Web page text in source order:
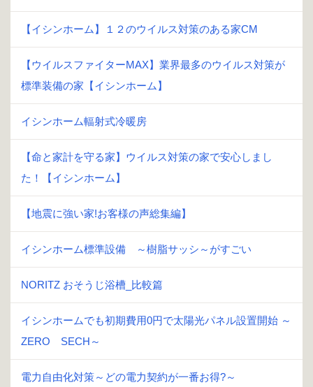
【イシンホーム】１２のウイルス対策のある家CM
【ウイルスファイターMAX】業界最多のウイルス対策が
標準装備の家【イシンホーム】
イシンホーム輻射式冷暖房
【命と家計を守る家】ウイルス対策の家で安心しまし
た！【イシンホーム】
【地震に強い家!お客様の声総集編】
イシンホーム標準設備 ～樹脂サッシ～がすごい
NORITZ おそうじ浴槽_比較篇
イシンホームでも初期費用0円で太陽光パネル設置開始 ～
ZERO SECH～
電力自由化対策～どの電力契約が一番お得?～